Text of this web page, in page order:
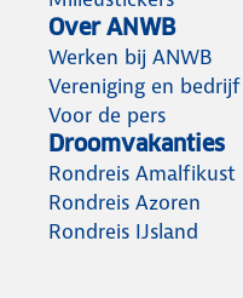
Over ANWB
Werken bij ANWB
Vereniging en bedrijf
Voor de pers
Droomvakanties
Rondreis Amalfikust
Rondreis Azoren
Rondreis IJsland